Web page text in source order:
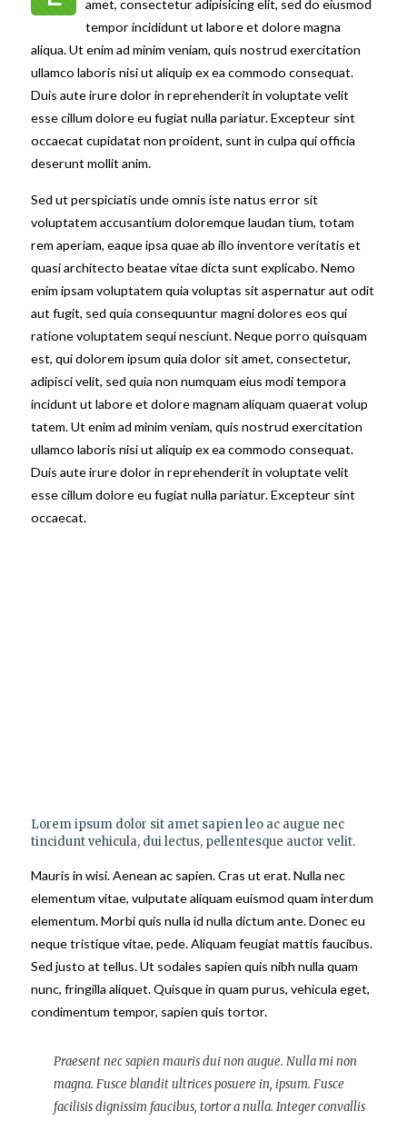
amet, consectetur adipisicing elit, sed do eiusmod
tempor incididunt ut labore et dolore magna
aliqua. Ut enim ad minim veniam, quis nostrud exercitation
ullamco laboris nisi ut aliquip ex ea commodo consequat.
Duis aute irure dolor in reprehenderit in voluptate velit
esse cillum dolore eu fugiat nulla pariatur. Excepteur sint
occaecat cupidatat non proident, sunt in culpa qui officia
deserunt mollit anim.
Sed ut perspiciatis unde omnis iste natus error sit
voluptatem accusantium doloremque laudan tium, totam
rem aperiam, eaque ipsa quae ab illo inventore veritatis et
quasi architecto beatae vitae dicta sunt explicabo. Nemo
enim ipsam voluptatem quia voluptas sit aspernatur aut odit
aut fugit, sed quia consequuntur magni dolores eos qui
ratione voluptatem sequi nesciunt. Neque porro quisquam
est, qui dolorem ipsum quia dolor sit amet, consectetur,
adipisci velit, sed quia non numquam eius modi tempora
incidunt ut labore et dolore magnam aliquam quaerat volup
tatem. Ut enim ad minim veniam, quis nostrud exercitation
ullamco laboris nisi ut aliquip ex ea commodo consequat.
Duis aute irure dolor in reprehenderit in voluptate velit
esse cillum dolore eu fugiat nulla pariatur. Excepteur sint
occaecat.
Lorem ipsum dolor sit amet sapien leo ac augue nec
tincidunt vehicula, dui lectus, pellentesque auctor velit.
Mauris in wisi. Aenean ac sapien. Cras ut erat. Nulla nec
elementum vitae, vulputate aliquam euismod quam interdum
elementum. Morbi quis nulla id nulla dictum ante. Donec eu
neque tristique vitae, pede. Aliquam feugiat mattis faucibus.
Sed justo at tellus. Ut sodales sapien quis nibh nulla quam
nunc, fringilla aliquet. Quisque in quam purus, vehicula eget,
condimentum tempor, sapien quis tortor.
Praesent nec sapien mauris dui non augue. Nulla mi non
magna. Fusce blandit ultrices posuere in, ipsum. Fusce
facilisis dignissim faucibus, tortor a nulla. Integer convallis